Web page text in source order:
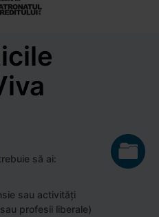
să ai:
sau activități
profesii liberale)